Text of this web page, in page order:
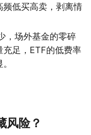
低买高卖，剥离情
，场外基金的零碎
充足，ETF的低费率
风险？